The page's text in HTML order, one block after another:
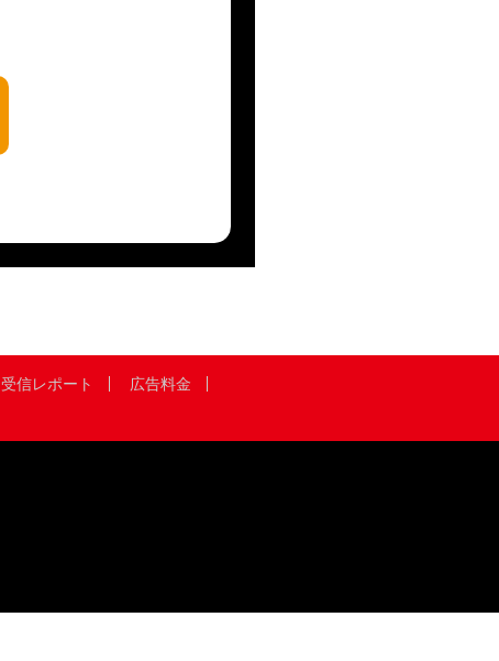
受信レポート
広告料金